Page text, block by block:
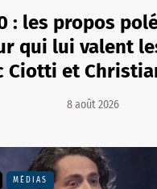
: les propos
qui lui valent
Ciotti et
8 août 2026
MÉDIAS